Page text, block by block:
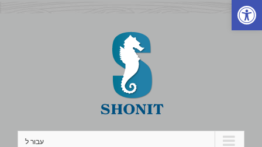
פתח סרגל נגישותדלג
לתוכן
עבור ל